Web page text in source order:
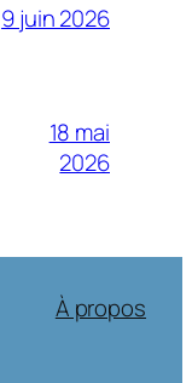
9 juin 2026
18 mai
2026
À propos